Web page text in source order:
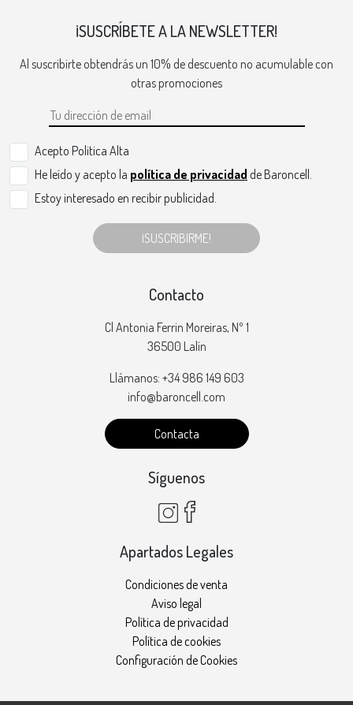
¡SUSCRÍBETE A LA NEWSLETTER!
Al suscribirte obtendrás un 10% de descuento no acumulable con
otras promociones
Acepto Politica Alta
He leído y acepto la política de privacidad de Baroncell.
Estoy interesado en recibir publicidad.
¡SUSCRIBIRME!
Contacto
Cl Antonia Ferrin Moreiras, Nº 1
36500 Lalín
Llámanos: +34 986 149 603
info@baroncell.com
Contacta
Síguenos
Apartados Legales
Condiciones de venta
Aviso legal
Política de privacidad
Política de cookies
Configuración de Cookies